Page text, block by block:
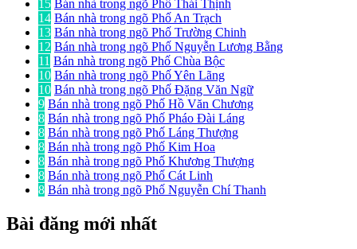
15 Bán nhà trong ngõ Phố Thái Thịnh
14 Bán nhà trong ngõ Phố An Trạch
13 Bán nhà trong ngõ Phố Trường Chinh
12 Bán nhà trong ngõ Phố Nguyễn Lương Bằng
11 Bán nhà trong ngõ Phố Chùa Bộc
10 Bán nhà trong ngõ Phố Yên Lãng
10 Bán nhà trong ngõ Phố Đặng Văn Ngữ
9 Bán nhà trong ngõ Phố Hồ Văn Chương
8 Bán nhà trong ngõ Phố Pháo Đài Láng
8 Bán nhà trong ngõ Phố Láng Thượng
8 Bán nhà trong ngõ Phố Kim Hoa
8 Bán nhà trong ngõ Phố Khương Thượng
8 Bán nhà trong ngõ Phố Cát Linh
8 Bán nhà trong ngõ Phố Nguyễn Chí Thanh
Bài đăng mới nhất